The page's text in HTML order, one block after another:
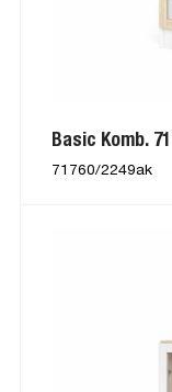
Basic Komb.
71760/2249ak